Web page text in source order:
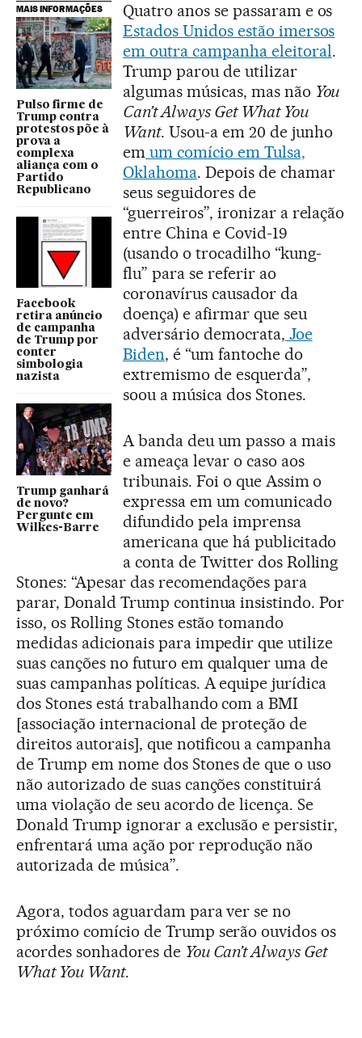
MAIS INFORMAÇÕES
Pulso firme de
Trump contra
protestos põe à
prova a
complexa
aliança com o
Partido
Republicano
Facebook
retira anúncio
de campanha
de Trump por
conter
simbologia
nazista
Trump ganhará
de novo?
Pergunte em
Wilkes-Barre
Quatro anos se passaram e os
Estados Unidos estão imersos
em outra campanha eleitoral.
Trump parou de utilizar
algumas músicas, mas não You
Can’t Always Get What You
Want. Usou-a em 20 de junho
emum comício em Tulsa,
Oklahoma. Depois de chamar
seus seguidores de
“guerreiros”, ironizar a relação
entre China e Covid-19
(usando o trocadilho “kung-
flu” para se referir ao
coronavírus causador da
doença) e afirmar que seu
adversário democrata, Joe
Biden, é “um fantoche do
extremismo de esquerda”,
soou a música dos Stones.
A banda deu um passo a mais
e ameaça levar o caso aos
tribunais. Foi o que Assim o
expressa em um comunicado
difundido pela imprensa
americana que há publicitado
a conta de Twitter dos Rolling
Stones: “Apesar das recomendações para
parar, Donald Trump continua insistindo. Por
isso, os Rolling Stones estão tomando
medidas adicionais para impedir que utilize
suas canções no futuro em qualquer uma de
suas campanhas políticas. A equipe jurídica
dos Stones está trabalhando com a BMI
[associação internacional de proteção de
direitos autorais], que notificou a campanha
de Trump em nome dos Stones de que o uso
não autorizado de suas canções constituirá
uma violação de seu acordo de licença. Se
Donald Trump ignorar a exclusão e persistir,
enfrentará uma ação por reprodução não
autorizada de música”.
Agora, todos aguardam para ver se no
próximo comício de Trump serão ouvidos os
acordes sonhadores de You Can’t Always Get
What You Want.